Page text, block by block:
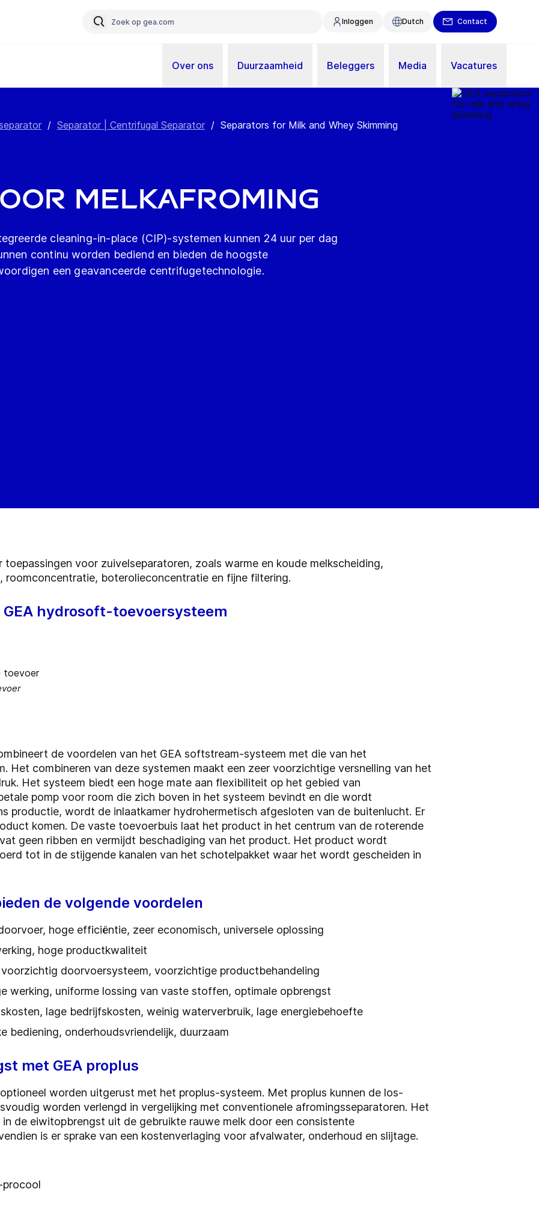
Inloggen Dutch Contact
Over ons Duurzaamheid Beleggers Media Vacatures
/ Separator | Centrifugal Separator / Separators for Milk and Whey Skimming
melkafroming
cleaning-in-place (CIP)-systemen kunnen 24 uur per dag
continu worden bediend en bieden de hoogste
een geavanceerde centrifugetechnologie.
toepassingen voor zuivelseparatoren, zoals warme en koude melkscheiding,
roomconcentratie, boterolieconcentratie en fijne filtering.
hydrosoft-toevoersysteem
de voordelen van het GEA softstream-systeem met die van het
Het combineren van deze systemen maakt een zeer voorzichtige versnelling van het
Het systeem biedt een hoge mate aan flexibiliteit op het gebied van
pomp voor room die zich boven in het systeem bevindt en die wordt
productie, wordt de inlaatkamer hydrohermetisch afgesloten van de buitenlucht. Er
komen. De vaste toevoerbuis laat het product in het centrum van de roterende
geen ribben en vermijdt beschadiging van het product. Het product wordt
tot in de stijgende kanalen van het schotelpakket waar het wordt gescheiden in
de volgende voordelen
hoge efficiëntie, zeer economisch, universele oplossing
hoge productkwaliteit
doorvoersysteem, voorzichtige productbehandeling
werking, uniforme lossing van vaste stoffen, optimale opbrengst
lage bedrijfskosten, weinig waterverbruik, lage energiebehoefte
bediening, onderhoudsvriendelijk, duurzaam
met GEA proplus
worden uitgerust met het proplus-systeem. Met proplus kunnen de los-
worden verlengd in vergelijking met conventionele afromingsseparatoren. Het
de eiwitopbrengst uit de gebruikte rauwe melk door een consistente
is er sprake van een kostenverlaging voor afvalwater, onderhoud en slijtage.
procool